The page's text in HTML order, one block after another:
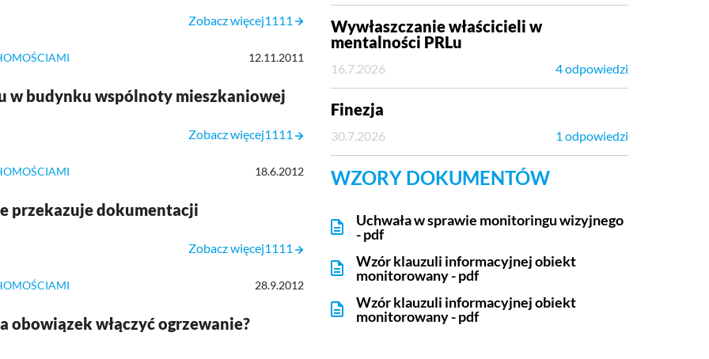
Zobacz więcej1111
12.11.2011
w budynku wspólnoty mieszkaniowej
Zobacz więcej1111
18.6.2012
przekazuje dokumentacji
Zobacz więcej1111
28.9.2012
obowiązek włączyć ogrzewanie?
Wywłaszczanie właścicieli w
mentalności PRLu
16.7.2026 4 odpowiedzi
Finezja
30.7.2026 1 odpowiedzi
WZORY DOKUMENTÓW
Uchwała w sprawie monitoringu wizyjnego
- pdf
Wzór klauzuli informacyjnej obiekt
monitorowany - pdf
Wzór klauzuli informacyjnej obiekt
monitorowany - pdf